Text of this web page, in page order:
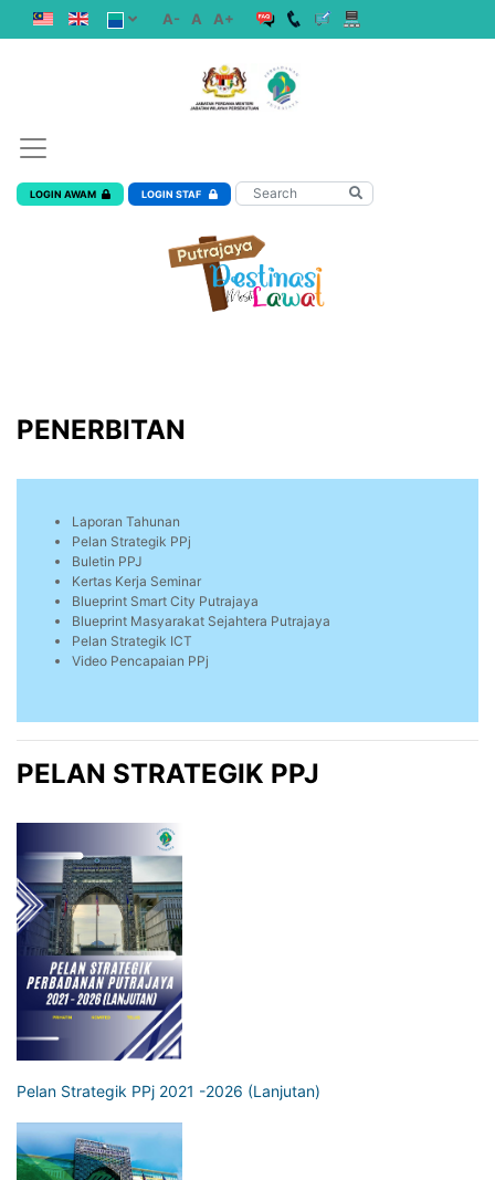
A- A A+
LOGIN AWAM LOGIN STAF
PENERBITAN
Laporan Tahunan
Pelan Strategik PPj
Buletin PPJ
Kertas Kerja Seminar
Blueprint Smart City Putrajaya
Blueprint Masyarakat Sejahtera Putrajaya
Pelan Strategik ICT
Video Pencapaian PPj
PELAN STRATEGIK PPJ
Pelan Strategik PPj 2021 -2026 (Lanjutan)